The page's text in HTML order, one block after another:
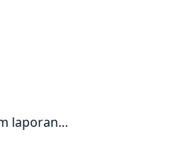
laporan…